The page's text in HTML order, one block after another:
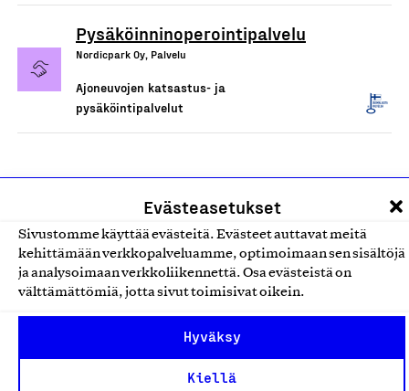
Evästeasetukset
Sivustomme käyttää evästeitä. Evästeet auttavat meitä
kehittämään verkkopalveluamme, optimoimaan sen sisältöjä
ja analysoimaan verkkoliikennettä. Osa evästeistä on
välttämättömiä, jotta sivut toimisivat oikein.
Hyväksy
Kiellä
Pysäköinninoperointipalvelu
Nordicpark Oy, Palvelu
Ajoneuvojen katsastus- ja
pysäköintipalvelut
työmarkkinajärjestöistä riippumaton yhdistys.
Jäseninämme on koko suomalaisen yhteiskunnan kirjo
pienistä pajoista ja yhteisöistä kansainvälisiin